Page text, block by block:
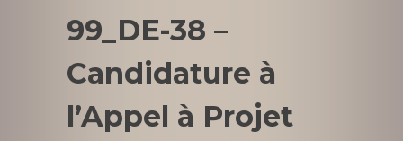
99_DE-38 –
Candidature à
l’Appel à Projet